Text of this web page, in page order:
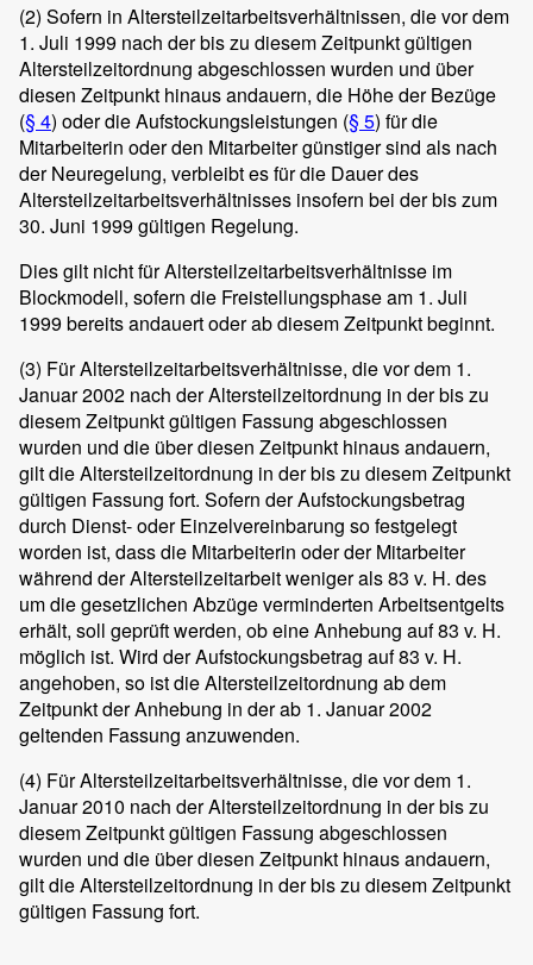
(2) Sofern in Altersteilzeitarbeitsverhältnissen, die vor dem
1. Juli 1999 nach der bis zu diesem Zeitpunkt gültigen
Altersteilzeitordnung abgeschlossen wurden und über
diesen Zeitpunkt hinaus andauern, die Höhe der Bezüge
(§ 4) oder die Aufstockungsleistungen (§ 5) für die
Mitarbeiterin oder den Mitarbeiter günstiger sind als nach
der Neuregelung, verbleibt es für die Dauer des
Altersteilzeitarbeitsverhältnisses insofern bei der bis zum
30. Juni 1999 gültigen Regelung.
Dies gilt nicht für Altersteilzeitarbeitsverhältnisse im
Blockmodell, sofern die Freistellungsphase am 1. Juli
1999 bereits andauert oder ab diesem Zeitpunkt beginnt.
(3) Für Altersteilzeitarbeitsverhältnisse, die vor dem 1.
Januar 2002 nach der Altersteilzeitordnung in der bis zu
diesem Zeitpunkt gültigen Fassung abgeschlossen
wurden und die über diesen Zeitpunkt hinaus andauern,
gilt die Altersteilzeitordnung in der bis zu diesem Zeitpunkt
gültigen Fassung fort. Sofern der Aufstockungsbetrag
durch Dienst- oder Einzelvereinbarung so festgelegt
worden ist, dass die Mitarbeiterin oder der Mitarbeiter
während der Altersteilzeitarbeit weniger als 83 v. H. des
um die gesetzlichen Abzüge verminderten Arbeitsentgelts
erhält, soll geprüft werden, ob eine Anhebung auf 83 v. H.
möglich ist. Wird der Aufstockungsbetrag auf 83 v. H.
angehoben, so ist die Altersteilzeitordnung ab dem
Zeitpunkt der Anhebung in der ab 1. Januar 2002
geltenden Fassung anzuwenden.
(4) Für Altersteilzeitarbeitsverhältnisse, die vor dem 1.
Januar 2010 nach der Altersteilzeitordnung in der bis zu
diesem Zeitpunkt gültigen Fassung abgeschlossen
wurden und die über diesen Zeitpunkt hinaus andauern,
gilt die Altersteilzeitordnung in der bis zu diesem Zeitpunkt
gültigen Fassung fort.